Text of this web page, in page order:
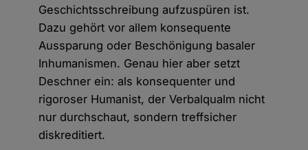
Geschichtsschreibung aufzuspüren ist.
Dazu gehört vor allem konsequente
Aussparung oder Beschönigung basaler
Inhumanismen. Genau hier aber setzt
Deschner ein: als konsequenter und
rigoroser Humanist, der Verbalqualm nicht
nur durchschaut, sondern treffsicher
diskreditiert.